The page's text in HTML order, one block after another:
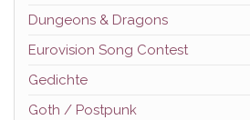
Dungeons & Dragons
Eurovision Song Contest
Gedichte
Goth / Postpunk